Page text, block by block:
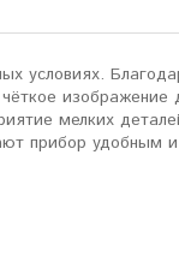
условиях.
мелких
прибор удобным